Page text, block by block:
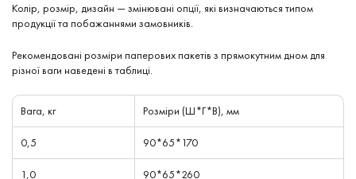
Колір, розмір, дизайн — змінювані опції, які визначаються типом
продукції та побажаннями замовників.
Рекомендовані розміри паперових пакетів з прямокутним дном для
різної ваги наведені в таблиці.
Вага, кг Розміри (Ш*Г*В), мм
0,5 90*65*170
1,0 90*65*260